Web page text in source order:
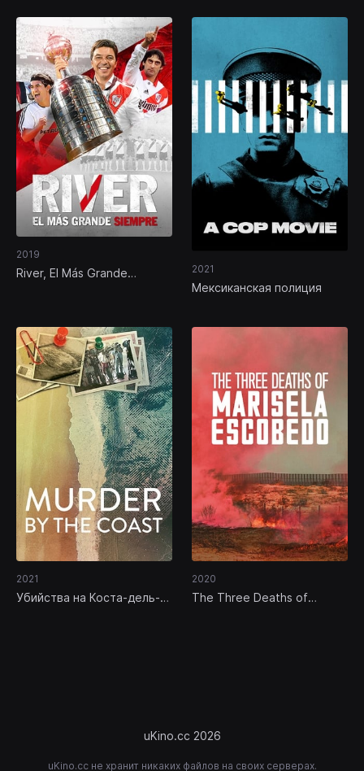
2019
River, El Más Grande
2021
Мексиканская полиция
2021
Убийства на Коста-дель-
2020
The Three Deaths of
uKino.cc 2026
uKino.cc не хранит никаких файлов на своих серверах.